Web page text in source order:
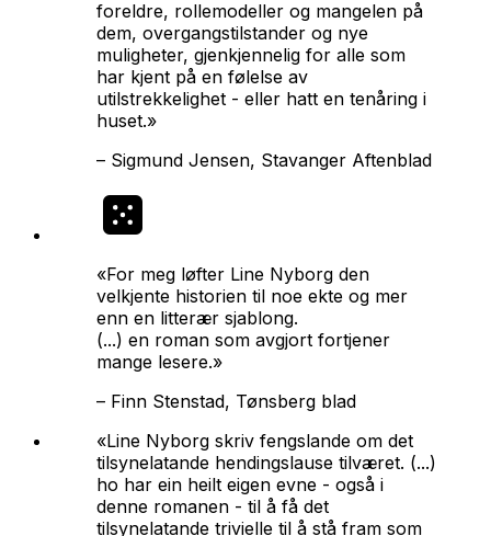
foreldre, rollemodeller og mangelen på
dem, overgangstilstander og nye
muligheter, gjenkjennelig for alle som
har kjent på en følelse av
utilstrekkelighet - eller hatt en tenåring i
huset.»
– Sigmund Jensen, Stavanger Aftenblad
«For meg løfter Line Nyborg den
velkjente historien til noe ekte og mer
enn en litterær sjablong.
(...) en roman som avgjort fortjener
mange lesere.»
– Finn Stenstad, Tønsberg blad
«Line Nyborg skriv fengslande om det
tilsynelatande hendingslause tilværet. (...)
ho har ein heilt eigen evne - også i
denne romanen - til å få det
tilsynelatande trivielle til å stå fram som